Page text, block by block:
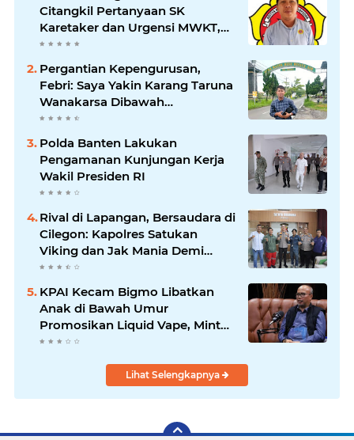
Citangkil Pertanyaan SK
Karetaker dan Urgensi MWKT,
Saat Suasana Berduka
Pergantian Kepengurusan,
Febri: Saya Yakin Karang Taruna
Wanakarsa Dibawah
Kepemimpinan Bung Entus
Jauh Membawa Manfaat
Polda Banten Lakukan
Pengamanan Kunjungan Kerja
Wakil Presiden RI
Rival di Lapangan, Bersaudara di
Cilegon: Kapolres Satukan
Viking dan Jak Mania Demi
Nobar Damai Piala Presiden
KPAI Kecam Bigmo Libatkan
Anak di Bawah Umur
Promosikan Liquid Vape, Minta
Aparat Bertindak Tegas
Lihat Selengkapnya